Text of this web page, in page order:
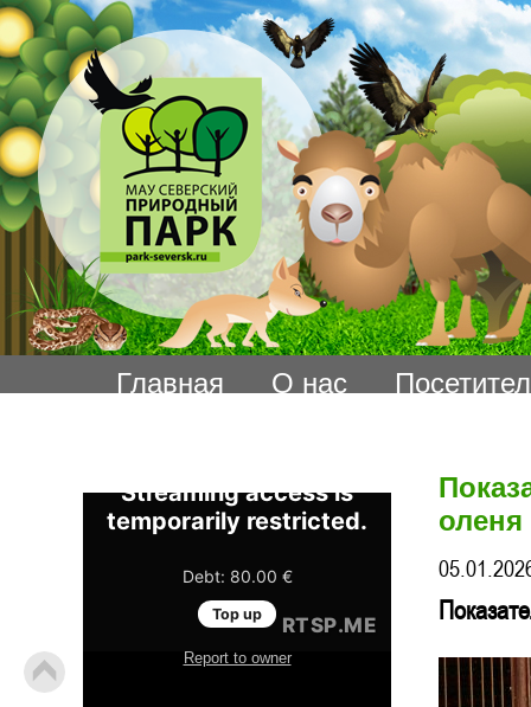
Главная О нас
оленя